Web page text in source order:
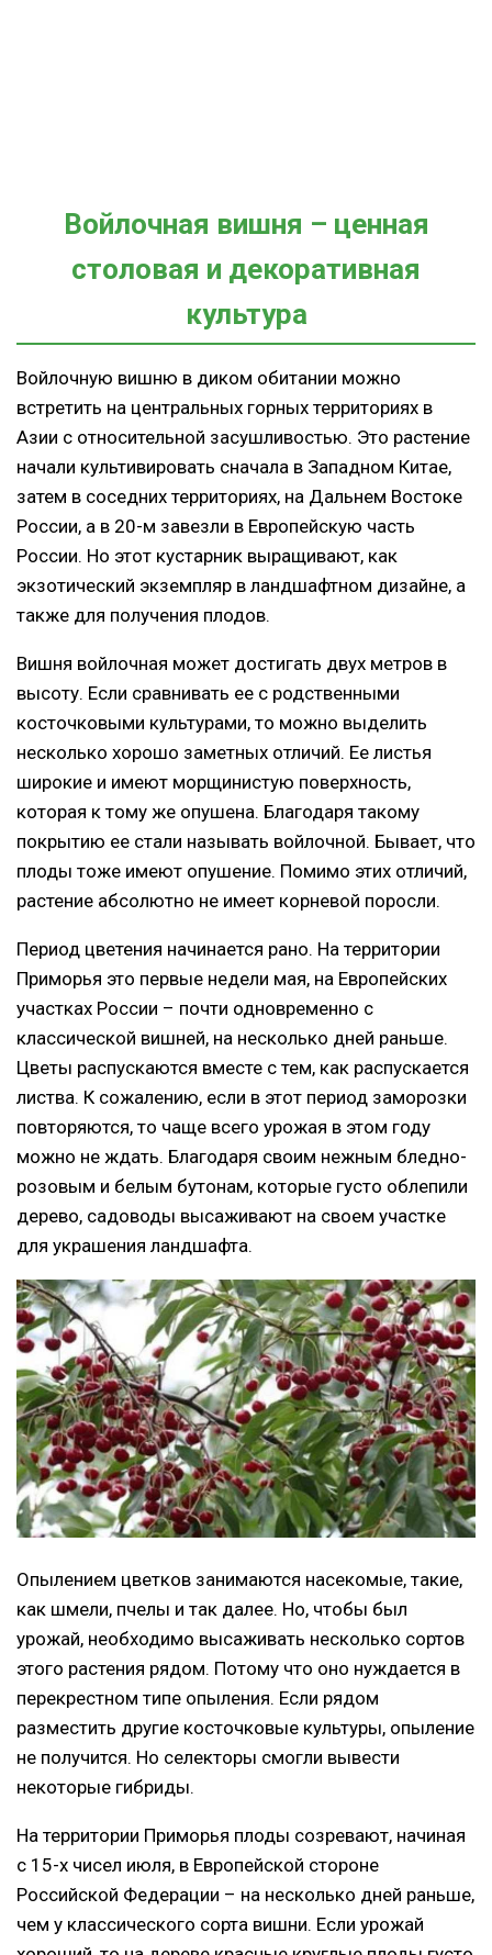
Войлочная вишня – ценная
столовая и декоративная
культура
Войлочную вишню в диком обитании можно
встретить на центральных горных территориях в
Азии с относительной засушливостью. Это растение
начали культивировать сначала в Западном Китае,
затем в соседних территориях, на Дальнем Востоке
России, а в 20-м завезли в Европейскую часть
России. Но этот кустарник выращивают, как
экзотический экземпляр в ландшафтном дизайне, а
также для получения плодов.
Вишня войлочная может достигать двух метров в
высоту. Если сравнивать ее с родственными
косточковыми культурами, то можно выделить
несколько хорошо заметных отличий. Ее листья
широкие и имеют морщинистую поверхность,
которая к тому же опушена. Благодаря такому
покрытию ее стали называть войлочной. Бывает, что
плоды тоже имеют опушение. Помимо этих отличий,
растение абсолютно не имеет корневой поросли.
Период цветения начинается рано. На территории
Приморья это первые недели мая, на Европейских
участках России – почти одновременно с
классической вишней, на несколько дней раньше.
Цветы распускаются вместе с тем, как распускается
листва. К сожалению, если в этот период заморозки
повторяются, то чаще всего урожая в этом году
можно не ждать. Благодаря своим нежным бледно-
розовым и белым бутонам, которые густо облепили
дерево, садоводы высаживают на своем участке
для украшения ландшафта.
Опылением цветков занимаются насекомые, такие,
как шмели, пчелы и так далее. Но, чтобы был
урожай, необходимо высаживать несколько сортов
этого растения рядом. Потому что оно нуждается в
перекрестном типе опыления. Если рядом
разместить другие косточковые культуры, опыление
не получится. Но селекторы смогли вывести
некоторые гибриды.
На территории Приморья плоды созревают, начиная
с 15-х чисел июля, в Европейской стороне
Российской Федерации – на несколько дней раньше,
чем у классического сорта вишни. Если урожай